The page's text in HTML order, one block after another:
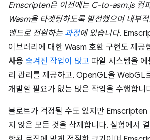
Emscripten은 이전에는 C-to-asm.js 컴
Wasm을 타겟팅하도록 발전했으며 내부
엔드로 전환하는 과정에 있습니다.
이브러리에 대한 Wasm 호환 구현도 제공
사용 숨겨진 작업이 많고 파일 시스템을
리 관리를 제공하고, OpenGL을 WebGL
개발할 필요가 없는 많은 작업을 수행합니
블로트가 걱정될 수도 있지만 Emscripten
지 않은 모든 것을 삭제합니다. 실험에서